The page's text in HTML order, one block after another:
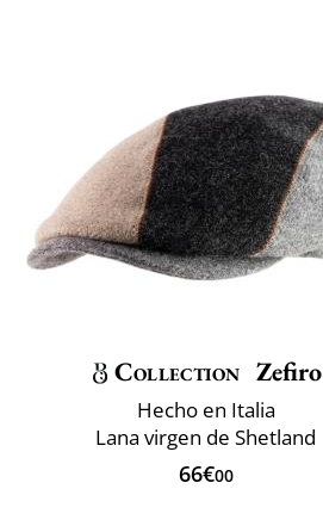
Collection Zefiro
Hecho en Italia
Lana virgen de Shetland
66€00